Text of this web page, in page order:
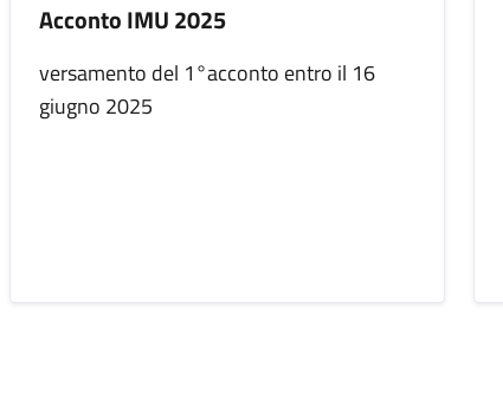
Acconto IMU 2025
versamento del 1°acconto entro il 16
giugno 2025